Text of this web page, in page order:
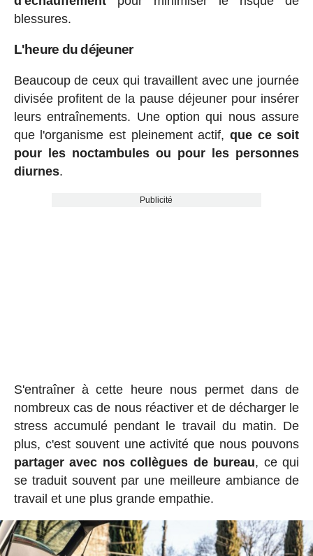
blessures.
L'heure du déjeuner
Beaucoup de ceux qui travaillent avec une journée
divisée profitent de la pause déjeuner pour insérer
leurs entraînements. Une option qui nous assure
que l'organisme est pleinement actif, que ce soit
pour les noctambules ou pour les personnes
diurnes.
Publicité
S'entraîner à cette heure nous permet dans de
nombreux cas de nous réactiver et de décharger le
stress accumulé pendant le travail du matin. De
plus, c'est souvent une activité que nous pouvons
partager avec nos collègues de bureau, ce qui
se traduit souvent par une meilleure ambiance de
travail et une plus grande empathie.